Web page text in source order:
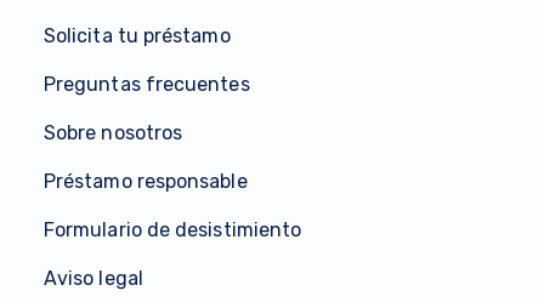
Solicita tu préstamo
Preguntas frecuentes
Sobre nosotros
Préstamo responsable
Formulario de desistimiento
Aviso legal